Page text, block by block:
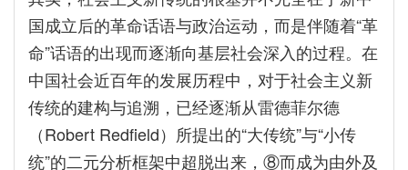
国成立后的革命话语与政治运动，而是伴随着“革
命”话语的出现而逐渐向基层社会深入的过程。在
中国社会近百年的发展历程中，对于社会主义新
传统的建构与追溯，已经逐渐从雷德菲尔德
（Robert Redfield）所提出的“大传统”与“小传
统”的二元分析框架中超脱出来，⑧而成为由外及